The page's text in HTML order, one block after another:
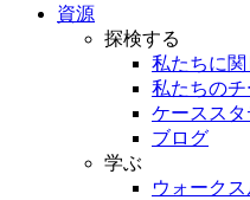
資源
探検する
私たちに関
私たちのチ
ケーススタ
ブログ
学ぶ
ウォーク